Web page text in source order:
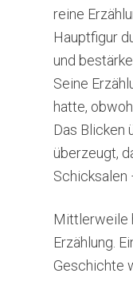
reine
Hauptfigur
und
Seine
hatte,
Das Blicken
überzeugt,
Schicksalen
Mittlerweile
Erzählung.
Geschichte